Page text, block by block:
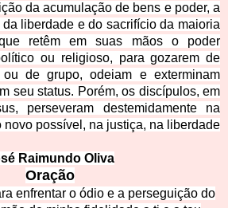
da acumulação de bens e poder, a
liberdade e do sacrifício da maioria
retêm em suas mãos o poder
ou religioso, para gozarem de
de grupo, odeiam e exterminam
seu status. Porém, os discípulos, em
perseveram destemidamente na
novo possível, na justiça, na liberdade
Raimundo Oliva
Oração
enfrentar o ódio e a perseguição do